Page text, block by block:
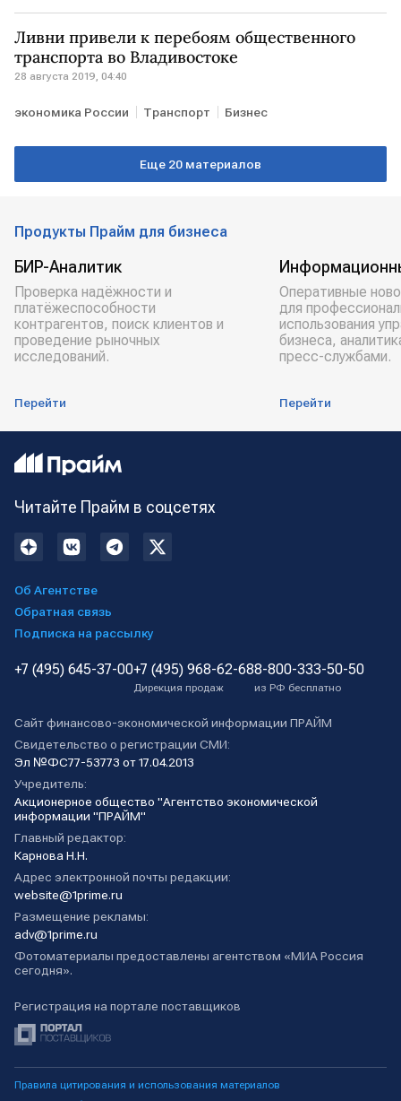
Ливни привели к перебоям общественного
транспорта во Владивостоке
28 августа 2019, 04:40
экономика России Транспорт Бизнес
Еще 20 материалов
Продукты Прайм для бизнеса
БИР-Аналитик
Проверка надёжности и
платёжеспособности
контрагентов, поиск клиентов и
проведение рыночных
исследований.
Перейти
Оперативные
для
использования
бизнеса,
пресс-службами.
Перейти
Читайте Прайм в соцсетях
Об Агентстве
Обратная связь
Подписка на рассылку
+7 (495) 645-37-00+7 (495) 968-62-68
Дирекция продаж
8-800-333-50-50
из РФ бесплатно
Сайт финансово-экономической информации ПРАЙМ
Свидетельство о регистрации СМИ:
Эл №ФС77-53773 от 17.04.2013
Учредитель:
Акционерное общество "Агентство экономической
информации "ПРАЙМ"
Главный редактор:
Карнова Н.Н.
Адрес электронной почты редакции:
website@1prime.ru
Размещение рекламы:
adv@1prime.ru
Фотоматериалы предоставлены агентством «МИА Россия
сегодня».
Регистрация на портале поставщиков
Правила цитирования и использования материалов